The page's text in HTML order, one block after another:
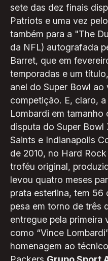
sete das dez finais
Patriots e uma vez
também para a "The
da NFL) autografada
Barret, que em
temporadas e um
anel do Super Bowl
competição. E, claro,
Lombardi em tamanho
disputa do Super Bowl
Saints e Indianapolis
de 2010, no Hard
troféu original,
levou quatro meses
prata esterlina, tem 56
pesa em torno de três
entregue pela primeira
como “Vince
homenagem ao